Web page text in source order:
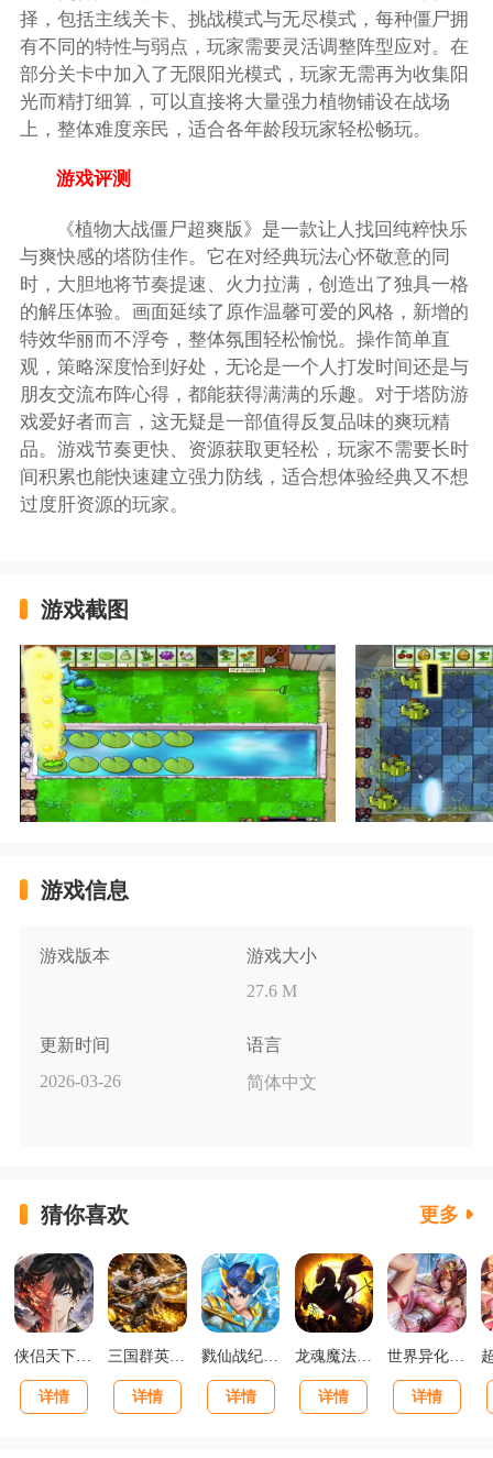
择，包括主线关卡、挑战模式与无尽模式，每种僵尸拥
有不同的特性与弱点，玩家需要灵活调整阵型应对。在
部分关卡中加入了无限阳光模式，玩家无需再为收集阳
光而精打细算，可以直接将大量强力植物铺设在战场
上，整体难度亲民，适合各年龄段玩家轻松畅玩。
游戏评测
《植物大战僵尸超爽版》是一款让人找回纯粹快乐
与爽快感的塔防佳作。它在对经典玩法心怀敬意的同
时，大胆地将节奏提速、火力拉满，创造出了独具一格
的解压体验。画面延续了原作温馨可爱的风格，新增的
特效华丽而不浮夸，整体氛围轻松愉悦。操作简单直
观，策略深度恰到好处，无论是一个人打发时间还是与
朋友交流布阵心得，都能获得满满的乐趣。对于塔防游
戏爱好者而言，这无疑是一部值得反复品味的爽玩精
品。游戏节奏更快、资源获取更轻松，玩家不需要长时
间积累也能快速建立强力防线，适合想体验经典又不想
过度肝资源的玩家。
游戏截图
游戏信息
游戏版本
游戏大小
27.6 M
更新时间
2026-03-26
语言
简体中文
猜你喜欢 更多
侠侣天下你的江湖福利版
详情
三国群英传：鸿鹄霸业掘金版
详情
戮仙战纪0.05折新篇章版
详情
龙魂魔法马年散人专属版
详情
世界异化之后0.1折登陆送全图鉴版
详情